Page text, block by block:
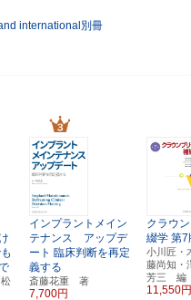
international別冊
インプラントメイン
テナンス アップデ
ート 臨床判断を再定
義する
斎藤花重 著
7,700円
クラウ
綴学 第7
小川匠・
藤尚知・
芳三 編
11,550